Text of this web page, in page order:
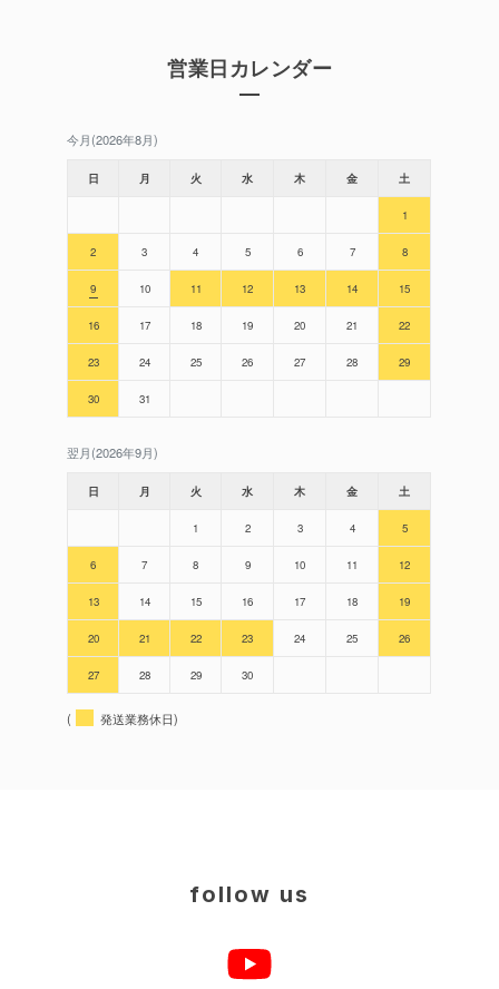
営業日カレンダー
今月(2026年8月)
日 月 火 水 木 金 土
1
2 3 4 5 6 7 8
9 10 11 12 13 14 15
16 17 18 19 20 21 22
23 24 25 26 27 28 29
30 31
翌月(2026年9月)
日 月 火 水 木 金 土
1 2 3 4 5
6 7 8 9 10 11 12
13 14 15 16 17 18 19
20 21 22 23 24 25 26
27 28 29 30
( 発送業務休日)
follow us